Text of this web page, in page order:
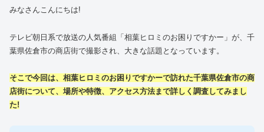
みなさんこんにちは!
テレビ朝日系で放送の人気番組「相葉ヒロミのお困りですかー」が、千
葉県佐倉市の商店街で撮影され、大きな話題となっています。
そこで今回は、相葉ヒロミのお困りですかーで訪れた千葉県佐倉市の商
店街について、場所や特徴、アクセス方法まで詳しく調査してみまし
た!